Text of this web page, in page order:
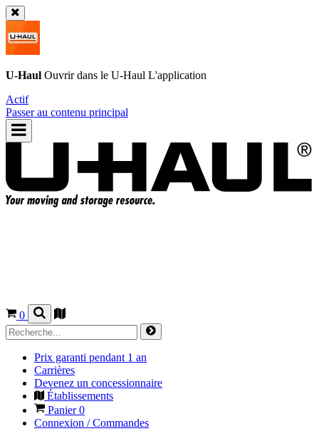
U-Haul Ouvrir dans le U-Haul L'application
Actif
Passer au contenu principal
0
Prix garanti pendant 1 an
Carrières
Devenez un concessionnaire
Établissements
Panier0
Connexion / Commandes